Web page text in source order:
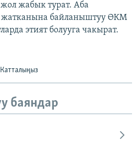
жабык турат. Аба
байланыштуу ӨКМ
этият болууга чакырат.
Катталыңыз
баяндар